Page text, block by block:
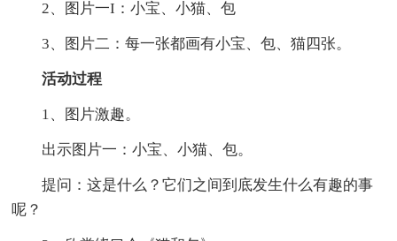
2、图片一I：小宝、小猫、包
3、图片二：每一张都画有小宝、包、猫四张。
活动过程
1、图片激趣。
出示图片一：小宝、小猫、包。
提问：这是什么？它们之间到底发生什么有趣的事
呢？